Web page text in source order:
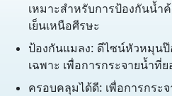
เหมาะสำหรับการป้องกันน้ำ
เย็นเหนือศีรษะ
ป้องกันแมลง: ดีไซน์หัวหมุน
เฉพาะ เพื่อการกระจายน้ำที่ย
ครอบคลุมได้ดี: เพื่อการกระ